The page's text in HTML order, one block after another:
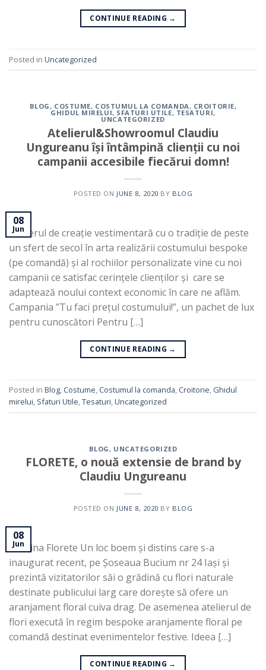
CONTINUE READING →
Posted in Uncategorized
BLOG, COSTUME, COSTUMUL LA COMANDA, CROITORIE,
GHIDUL MIRELUI, SFATURI UTILE, TESATURI,
UNCATEGORIZED
Atelierul&Showroomul Claudiu
Ungureanu își întâmpină clienții cu noi
campanii accesibile fiecărui domn!
POSTED ON JUNE 8, 2020 BY BLOG
08
Jun
Atelierul de creație vestimentară cu o tradiție de peste
un sfert de secol în arta realizării costumului bespoke
(pe comandă) și al rochiilor personalizate vine cu noi
campanii ce satisfac cerințele clienților și care se
adaptează noului context economic în care ne aflăm.
Campania ”Tu faci prețul costumului!”, un pachet de lux
pentru cunoscători Pentru […]
CONTINUE READING →
Posted in Blog, Costume, Costumul la comanda, Croitorie, Ghidul
mirelui, Sfaturi Utile,Tesaturi,Uncategorized
BLOG , UNCATEGORIZED
FLORETE, o nouă extensie de brand by
Claudiu Ungureanu
POSTED ON JUNE 8, 2020 BY BLOG
08
Jun
Grădina Florete Un loc boem și distins care s-a
inaugurat recent, pe Șoseaua Bucium nr 24 Iași și
prezintă vizitatorilor săi o grădină cu flori naturale
destinate publicului larg care dorește să ofere un
aranjament floral cuiva drag. De asemenea atelierul de
flori execută în regim bespoke aranjamente floral pe
comandă destinat evenimentelor festive. Ideea […]
CONTINUE READING →